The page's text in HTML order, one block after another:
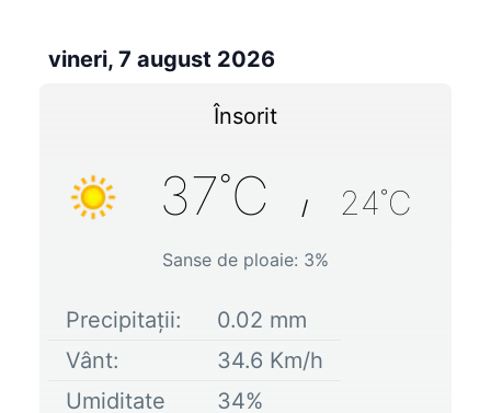
vineri, 7 august 2026
Însorit
37˚C / 24˚C
Sanse de ploaie: 3%
Precipitații: 0.02 mm
Vânt:
34.6 Km/h
Umiditate
34%